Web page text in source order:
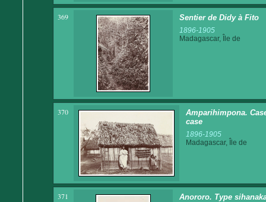
369 Sentier de Didy à Fito
1896-1905
Madagascar, Île de
370
Amparihimpona.
case
1896-1905
Madagascar, Île de
371 Anororo. Type